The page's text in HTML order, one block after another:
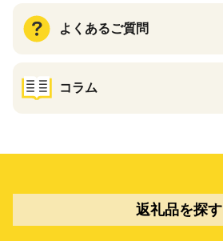
よくあるご質問
コラム
返礼品を探す